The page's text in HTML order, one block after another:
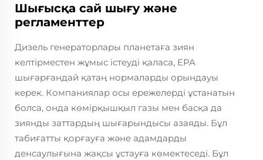
Шығысқа сай шығу және
регламенттер
Дизель генераторлары планетаға зиян
келтірместен жұмыс істеуді қаласа, EPA
шығарғандай қатаң нормаларды орындауы
керек. Компаниялар осы ережелерді ұстанатын
болса, онда көмірқышқыл газы мен басқа да
зиянды заттардың шығарындысы азаяды. Бұл
табиғатты қорғауға және адамдарды
денсаулығына жақсы ұстауға көмектеседі. Бұл